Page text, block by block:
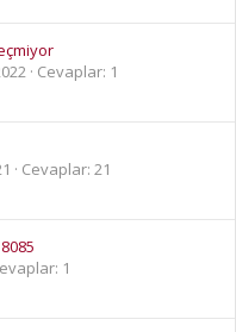
Cevaplar: 1
Cevaplar: 21
1